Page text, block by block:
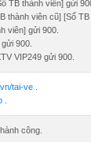
TB thành viên] gửi
thành viên cũ] [Số
viên] gửi 900.
900.
VIP249 gửi 900.
tai-ve
công.